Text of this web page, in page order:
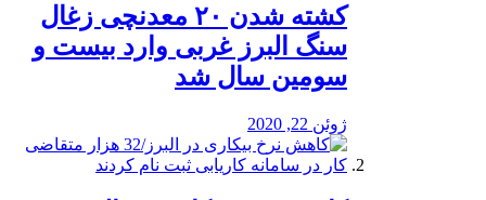
کشته شدن ۲۰ معدنچی زغال
سنگ البرز غربی وارد بیست و
سومین سال شد
ژوئن 22, 2020